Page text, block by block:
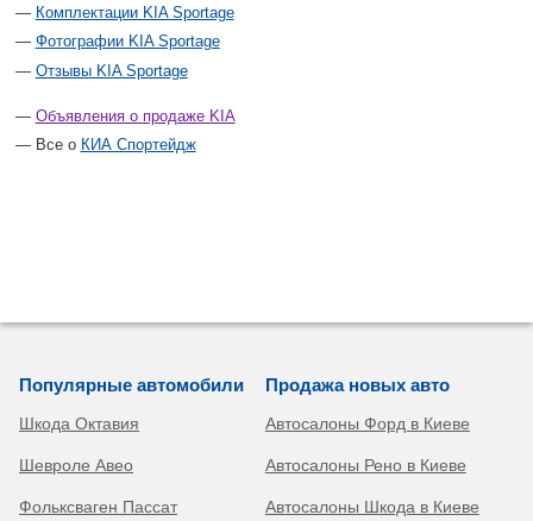
Комплектации KIA Sportage
Фотографии KIA Sportage
Отзывы KIA Sportage
Объявления о продаже KIA
Все о КИА Спортейдж
Популярные автомобили
Шкода Октавия
Шевроле Авео
Фольксваген Пассат
Продажа новых авто
Автосалоны Форд в Киеве
Автосалоны Рено в Киеве
Автосалоны Шкода в Киеве